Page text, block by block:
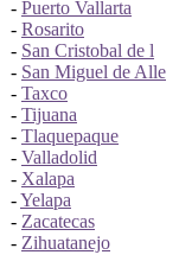
- Puerto Vallarta
- Rosarito
- San Cristobal de l
- San Miguel de Alle
- Taxco
- Tijuana
- Tlaquepaque
- Valladolid
- Xalapa
-Yelapa
- Zacatecas
- Zihuatanejo